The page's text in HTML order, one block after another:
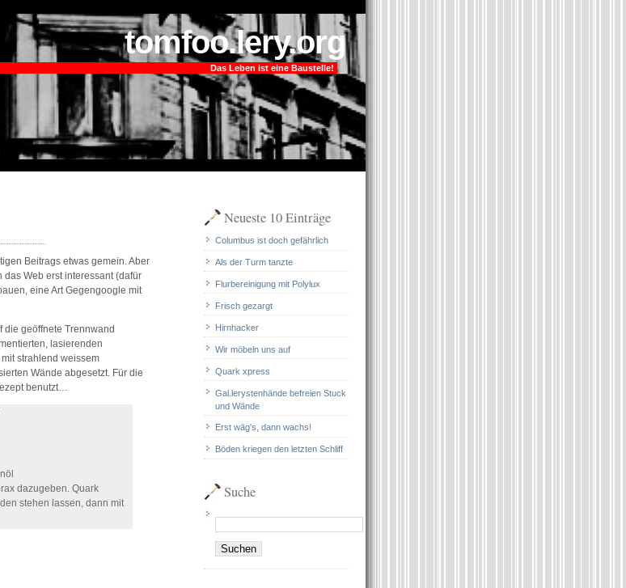
tomfoo.lery.org
Das Leben ist eine Baustelle!
Beitrags etwas gemein. Aber
das Web erst interessant (dafür
eine Art Gegengoogle mit
die geöffnete Trennwand
lasierenden
strahlend weissem
Wände abgesetzt. Für die
benutzt…
dazugeben. Quark
stehen lassen, dann mit
Neueste 10 Einträge
Columbus ist doch gefährlich
Als der Turm tanzte
Flurbereinigung mit Polylux
Frisch gezargt
Hirnhacker
Wir möbeln uns auf
Quark xpress
Gal.lerystenhände befreien Stuck
und Wände
Erst wäg's, dann wachs!
Böden kriegen den letzten Schliff
Suche